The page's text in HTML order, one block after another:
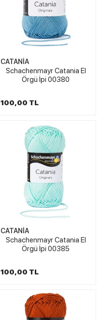
CATANİA
Schachenmayr Catania El
Örgü İpi 00380
100,00 TL
CATANİA
Schachenmayr Catania El
Örgü İpi 00385
100,00 TL